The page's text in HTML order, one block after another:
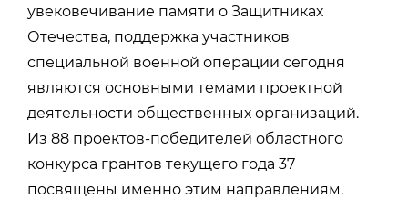
увековечивание памяти о Защитниках
Отечества, поддержка участников
специальной военной операции сегодня
являются основными темами проектной
деятельности общественных организаций.
Из 88 проектов-победителей областного
конкурса грантов текущего года 37
посвящены именно этим направлениям.